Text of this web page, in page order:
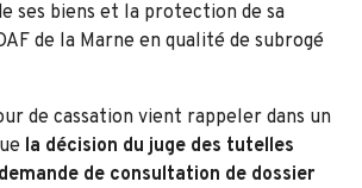
ses biens et la protection de sa
de la Marne en qualité de subrogé
de cassation vient rappeler dans un
la décision du juge des tutelles
de consultation de dossier